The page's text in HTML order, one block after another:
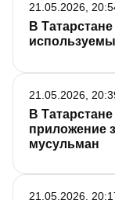
В
21.05.2026,
В
приложение
мусульман
21.05.2026,
21.05.2026,